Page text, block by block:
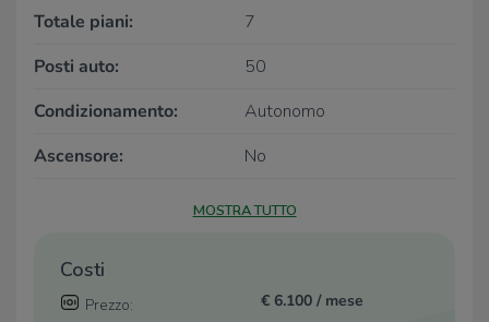
Totale piani:
7
Posti auto:
50
Condizionamento:
Autonomo
Ascensore:
No
MOSTRA TUTTO
Costi
Prezzo:
€ 6.100 / mese